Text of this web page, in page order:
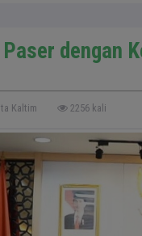
dengan
Kaltim 2256 kali